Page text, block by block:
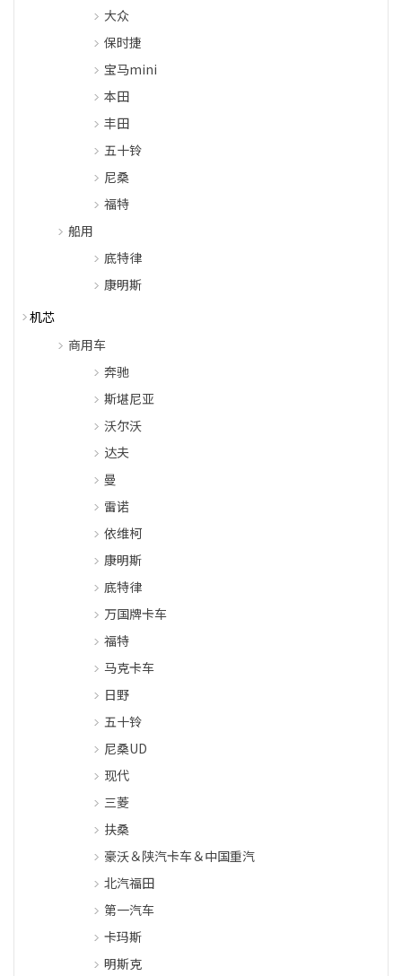
大众
保时捷
宝马mini
本田
丰田
五十铃
尼桑
福特
船用
底特律
康明斯
机芯
商用车
奔驰
斯堪尼亚
沃尔沃
达夫
曼
雷诺
依维柯
康明斯
底特律
万国牌卡车
福特
马克卡车
日野
五十铃
尼桑UD
现代
三菱
扶桑
豪沃＆陕汽卡车＆中国重汽
北汽福田
第一汽车
卡玛斯
明斯克